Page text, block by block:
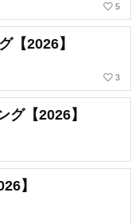
favorite_border 5
【2026】
favorite_border 3
【2026】
】